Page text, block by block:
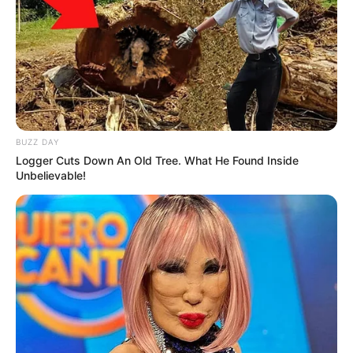
Baca juga:
BUZZ DAY
Logger Cuts Down An Old Tree. What He Found Inside
Unbelievable!